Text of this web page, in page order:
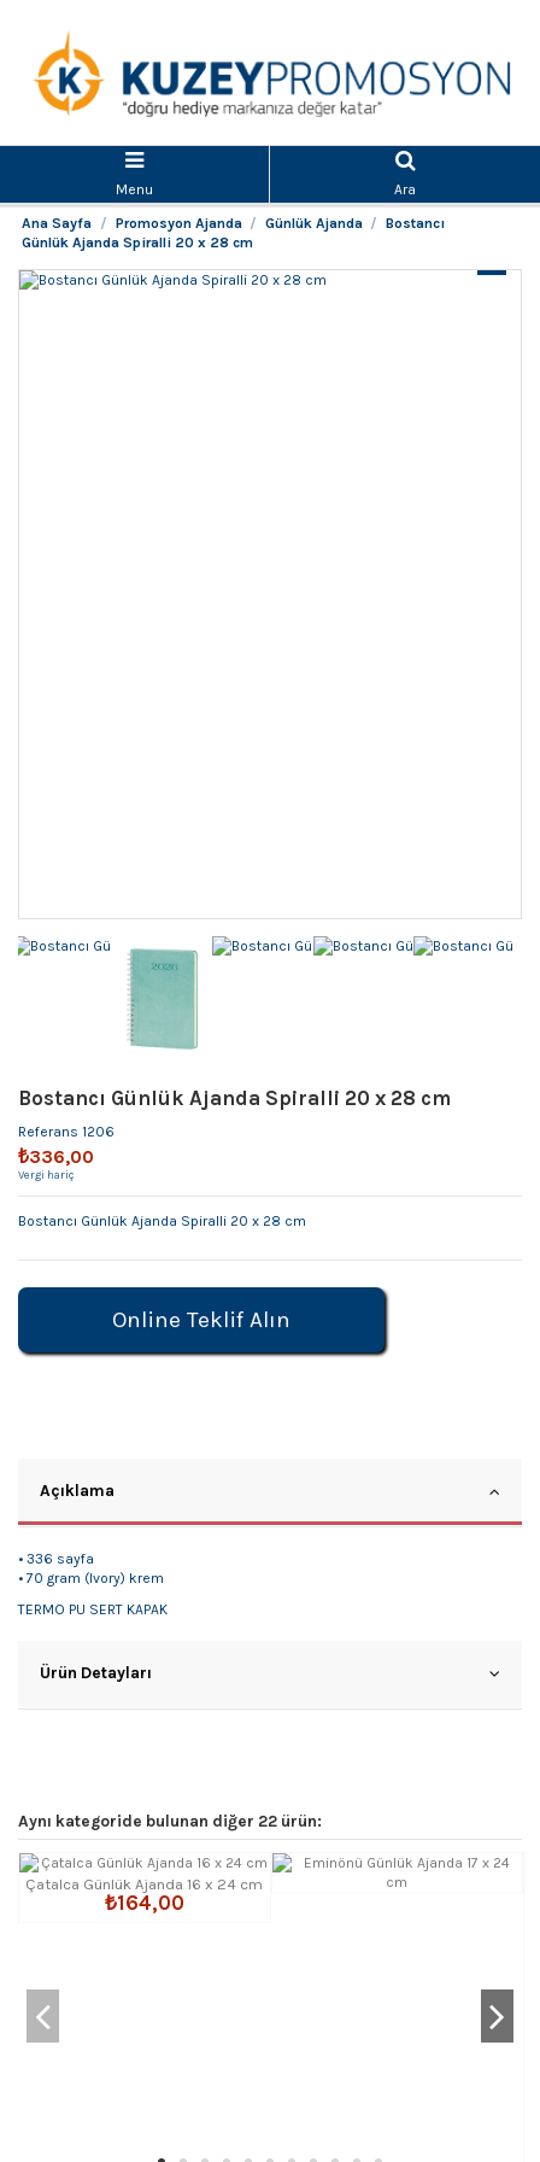
Menu
Ara
Ana Sayfa
Promosyon Ajanda Günlük Ajanda
Bostancı
Günlük Ajanda Spiralli 20 x 28 cm
Bostancı Günlük Ajanda Spiralli 20 x 28 cm
Referans 1206
₺336,00
Vergi hariç
Bostancı Günlük Ajanda Spiralli 20 x 28 cm
Online Teklif Alın
Açıklama
• 336 sayfa
• 70 gram (Ivory) krem
TERMO PU SERT KAPAK
Ürün Detayları
Aynı kategoride bulunan diğer 22 ürün:
Çatalca Günlük Ajanda 16 x 24 cm
₺164,00